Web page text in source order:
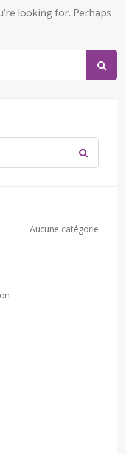
looking for. Perhaps
Aucune catégorie